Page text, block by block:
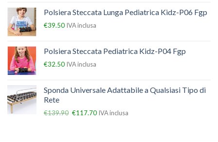
Polsiera Steccata Lunga Pediatrica Kidz-P06 Fgp
€39.50 IVA inclusa
Polsiera Steccata Pediatrica Kidz-P04 Fgp
€32.50 IVA inclusa
Sponda Universale Adattabile a Qualsiasi Tipo di
Rete
€139.90 €117.70 IVA inclusa